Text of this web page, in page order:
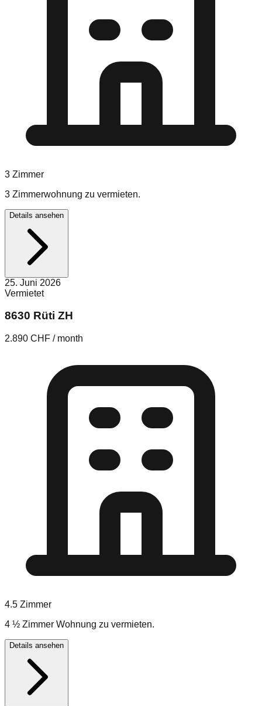
3 Zimmer
3 Zimmerwohnung zu vermieten.
Details ansehen
25. Juni 2026
Vermietet
8630 Rüti ZH
2.890 CHF / month
4.5 Zimmer
4 ½ Zimmer Wohnung zu vermieten.
Details ansehen